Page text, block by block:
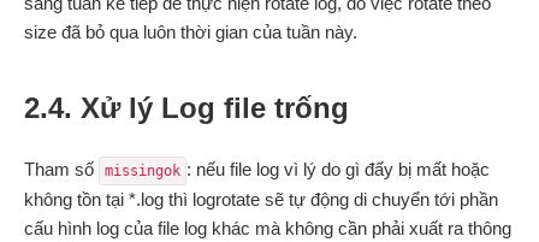
size đã bỏ qua luôn thời gian của tuần này.
2.4. Xử lý Log file trống
Tham số missingok : nếu file log vì lý do gì đấy bị mất hoặc
không tồn tại *.log thì logrotate sẽ tự động di chuyển tới phần
cấu hình log của file log khác mà không cần phải xuất ra thông